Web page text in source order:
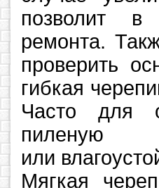
позволит в
ремонта.
проверить
гибкая
Часто для
пиленую
или
Мягкая